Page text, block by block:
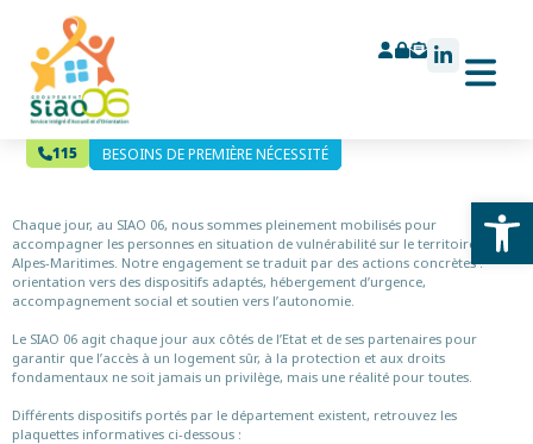
115 BESOINS DE PREMIÈRE NÉCESSITÉ
BESOINS DE PREMIÈRE NÉCESSITÉ
Mère-enfant(s)
Chaque jour, au SIAO 06, nous sommes pleinement mobilisés pour
accompagner les personnes en situation de vulnérabilité sur le territoire des
Alpes-Maritimes. Notre engagement se traduit par des actions concrètes :
orientation vers des dispositifs adaptés, hébergement d’urgence,
accompagnement social et soutien vers l’autonomie.
Le SIAO 06 agit chaque jour aux côtés de l’Etat et de ses partenaires pour
garantir que l’accès à un logement sûr, à la protection et aux droits
fondamentaux ne soit jamais un privilège, mais une réalité pour toutes.
Différents dispositifs portés par le département existent, retrouvez les
plaquettes informatives ci-dessous :